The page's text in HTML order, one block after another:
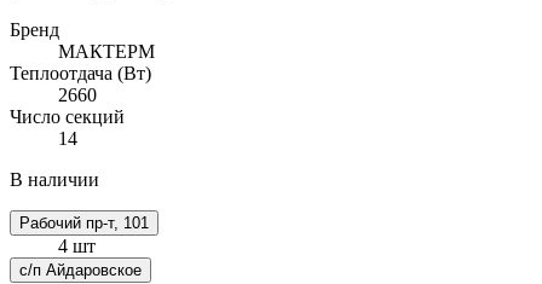
Бренд
МАКТЕРМ
Теплоотдача (Вт)
2660
Число секций
14
В наличии
Рабочий пр-т, 101
4 шт
с/п Айдаровское